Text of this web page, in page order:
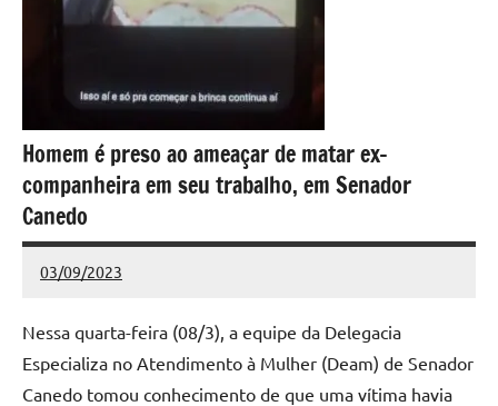
Homem é preso ao ameaçar de matar ex-
companheira em seu trabalho, em Senador
Canedo
03/09/2023
Redação
Nenhum
Nessa quarta-feira (08/3), a equipe da Delegacia
Especializa no Atendimento à Mulher (Deam) de Senador
Canedo tomou conhecimento de que uma vítima havia